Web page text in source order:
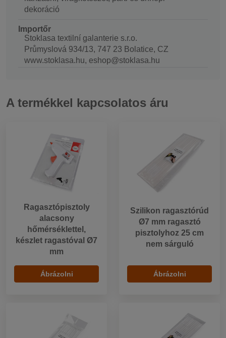
dekoráció
Importőr
Stoklasa textilní galanterie s.r.o.
Průmyslová 934/13, 747 23 Bolatice, CZ
www.stoklasa.hu, eshop@stoklasa.hu
A termékkel kapcsolatos áru
Ragasztópisztoly
alacsony
hőmérséklettel,
készlet ragastóval Ø7
mm
Ábrázolni
Szilikon ragasztórúd
Ø7 mm ragasztó
pisztolyhoz 25 cm
nem sárguló
Ábrázolni